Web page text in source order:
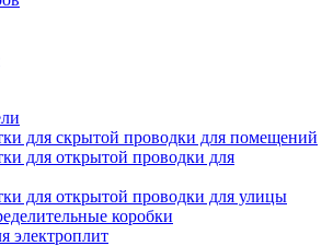
для скрытой проводки для помещений
для открытой проводки для
для открытой проводки для улицы
коробки